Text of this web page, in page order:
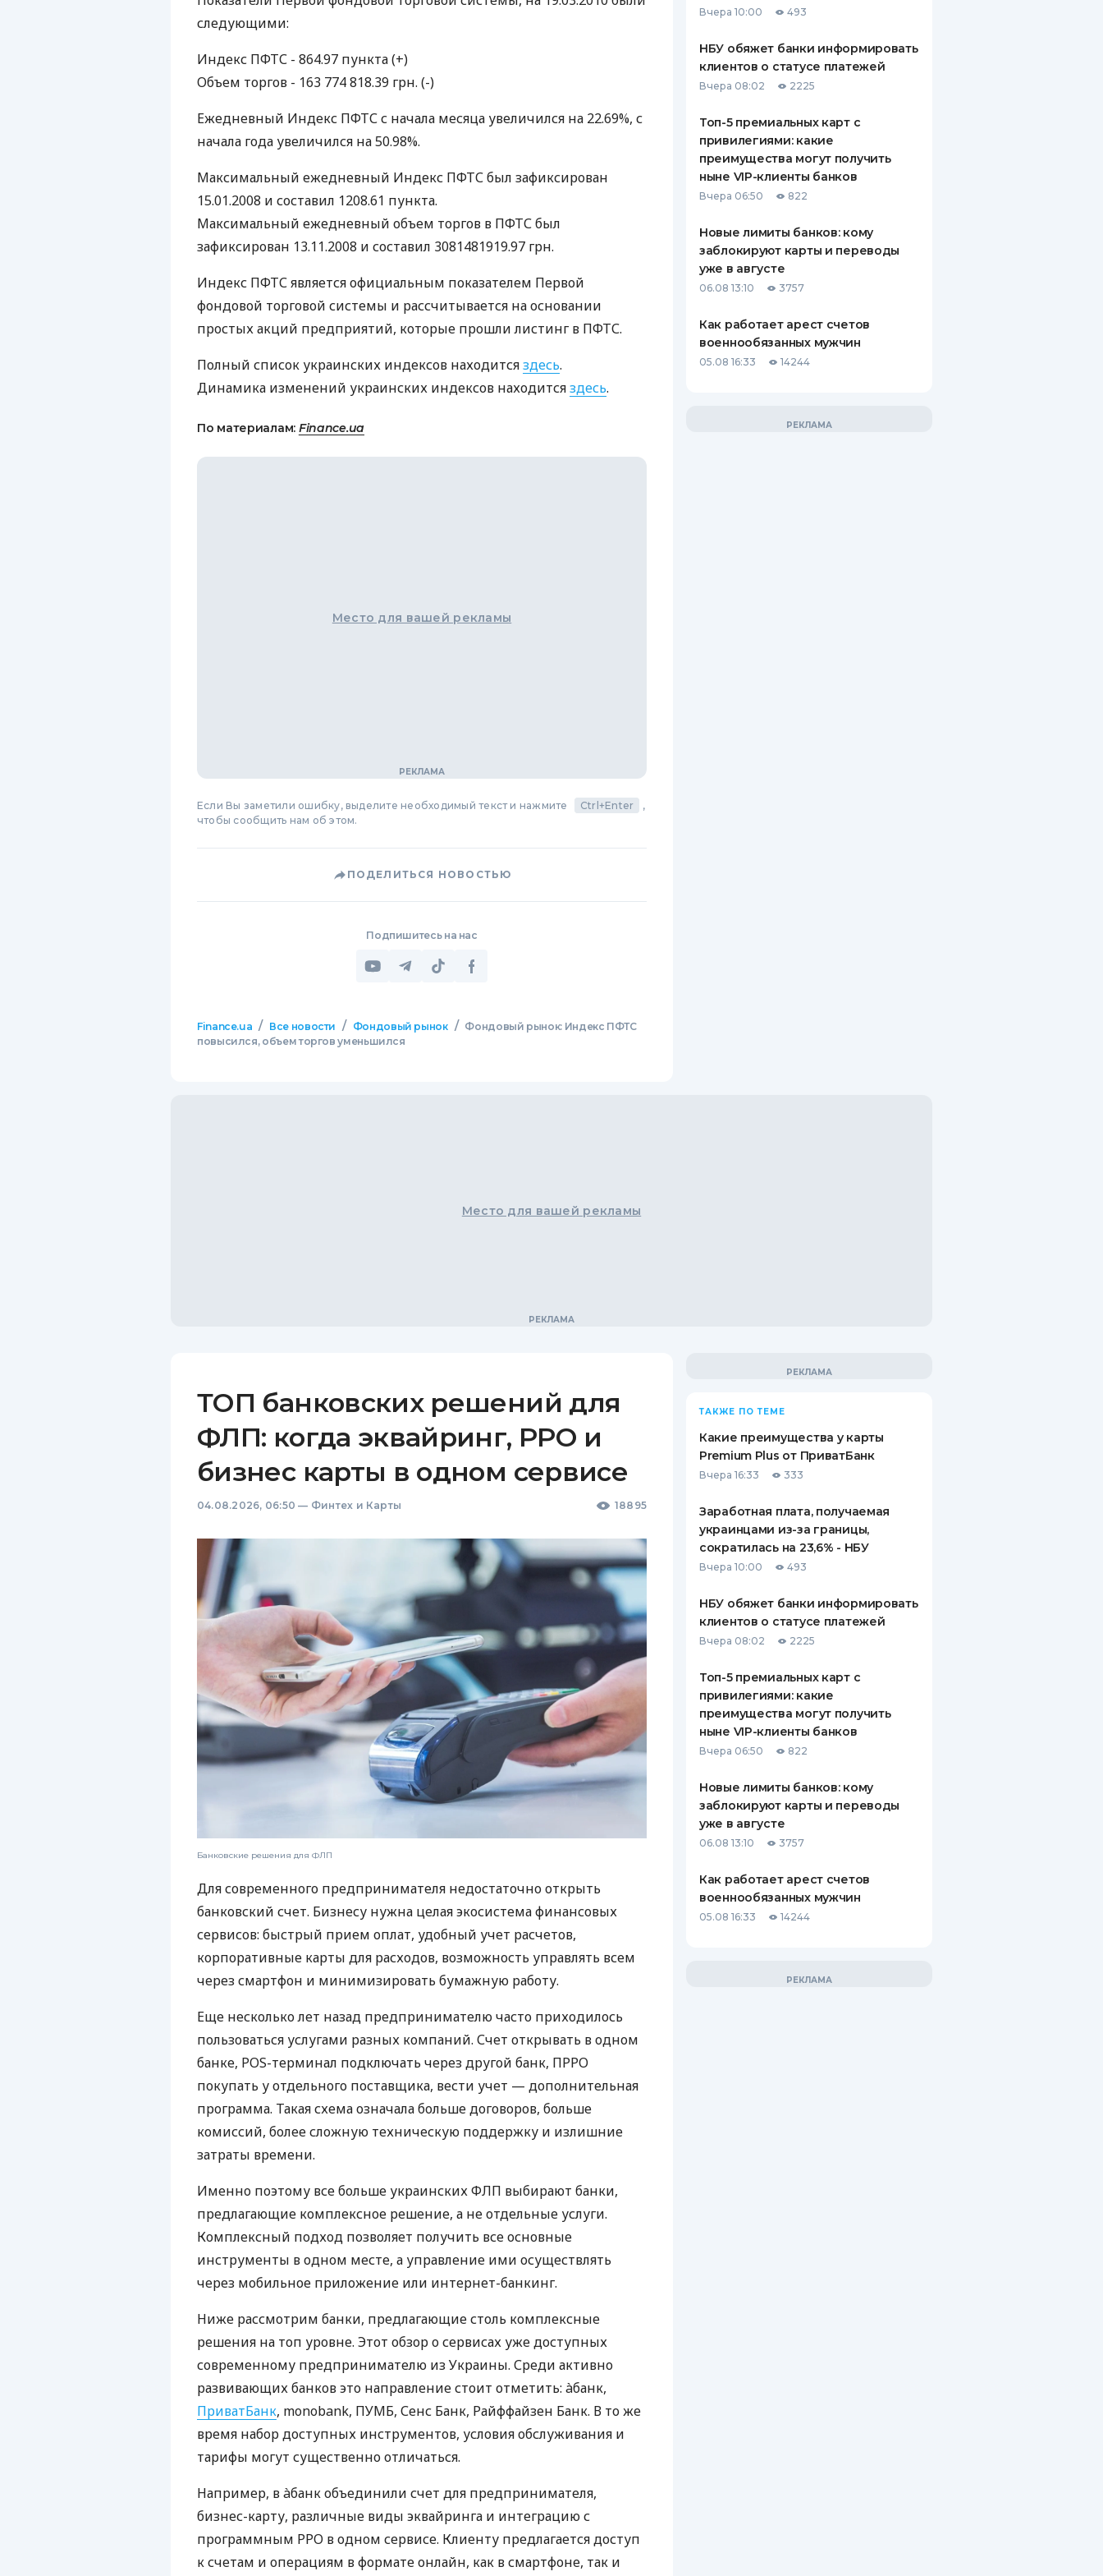
СТРАХОВАНИЮ
ВСЕ СТРАХОВЫЕ ПОЛИСЫ
ОТЗЫВЫ О СТРАХОВЫХ
КОМПАНИЯХ
следующими:
Индекс ПФТС - 864.97 пункта (+)
Объем торгов - 163 774 818.39 грн. (-)
Ежедневный Индекс ПФТС с начала месяца увеличился на 22.69%, с
начала года увеличился на 50.98%.
Максимальный ежедневный Индекс ПФТС был зафиксирован
15.01.2008 и составил 1208.61 пункта.
Максимальный ежедневный объем торгов в ПФТС был
зафиксирован 13.11.2008 и составил 3081481919.97 грн.
Индекс ПФТС является официальным показателем Первой
фондовой торговой системы и рассчитывается на основании
простых акций предприятий, которые прошли листинг в ПФТС.
Полный список украинских индексов находитсяздесь.
Динамика изменений украинских индексов находитсяздесь.
По материалам: Finance.ua
Место для вашей рекламы
Если Вы заметили ошибку, выделите необходимый текст и нажмите Ctrl+Enter
,
чтобы сообщить нам об этом.
ПОДЕЛИТЬСЯ НОВОСТЬЮ
Подпишитесь на нас
Finance.ua / Все новости / Фондовый рынок / Фондовый рынок: Индекс ПФТС
повысился, объем торгов уменьшился
Вчера 10:00 493
НБУ обяжет банки информировать
клиентов о статусе платежей
Вчера 08:02 2225
Топ-5 премиальных карт с
привилегиями: какие
преимущества могут получить
ныне VIP-клиенты банков
Вчера 06:50 822
Новые лимиты банков: кому
заблокируют карты и переводы
уже в августе
06.08 13:10 3757
Как работает арест счетов
военнообязанных мужчин
05.08 16:33 14244
Место для вашей рекламы
ТОП банковских решений для
ФЛП: когда эквайринг, РРО и
бизнес карты в одном сервисе
04.08.2026, 06:50 — Финтех и Карты 18895
Банковские решения для ФЛП
Для современного предпринимателя недостаточно открыть
банковский счет. Бизнесу нужна целая экосистема финансовых
сервисов: быстрый прием оплат, удобный учет расчетов,
корпоративные карты для расходов, возможность управлять всем
через смартфон и минимизировать бумажную работу.
Еще несколько лет назад предпринимателю часто приходилось
пользоваться услугами разных компаний. Счет открывать в одном
банке, POS-терминал подключать через другой банк, ПРРО
покупать у отдельного поставщика, вести учет — дополнительная
программа. Такая схема означала больше договоров, больше
комиссий, более сложную техническую поддержку и излишние
затраты времени.
Именно поэтому все больше украинских ФЛП выбирают банки,
предлагающие комплексное решение, а не отдельные услуги.
Комплексный подход позволяет получить все основные
инструменты в одном месте, а управление ими осуществлять
через мобильное приложение или интернет-банкинг.
Ниже рассмотрим банки, предлагающие столь комплексные
решения на топ уровне. Этот обзор о сервисах уже доступных
современному предпринимателю из Украины. Среди активно
развивающих банков это направление стоит отметить: àбанк,
ПриватБанк, monobank, ПУМБ, Сенс Банк, Райффайзен Банк. В то же
время набор доступных инструментов, условия обслуживания и
тарифы могут существенно отличаться.
Например, в àбанк объединили счет для предпринимателя,
бизнес-карту, различные виды эквайринга и интеграцию с
программным РРО в одном сервисе. Клиенту предлагается доступ
к счетам и операциям в формате онлайн, как в смартфоне, так и
ТАКЖЕ ПО ТЕМЕ
Какие преимущества у карты
Premium Plus от ПриватБанк
Вчера 16:33 333
Заработная плата, получаемая
украинцами из-за границы,
сократилась на 23,6% - НБУ
Вчера 10:00 493
НБУ обяжет банки информировать
клиентов о статусе платежей
Вчера 08:02 2225
Топ-5 премиальных карт с
привилегиями: какие
преимущества могут получить
ныне VIP-клиенты банков
Вчера 06:50 822
Новые лимиты банков: кому
заблокируют карты и переводы
уже в августе
06.08 13:10 3757
Как работает арест счетов
военнообязанных мужчин
05.08 16:33 14244